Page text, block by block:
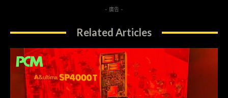
- 廣告 -
Related Articles